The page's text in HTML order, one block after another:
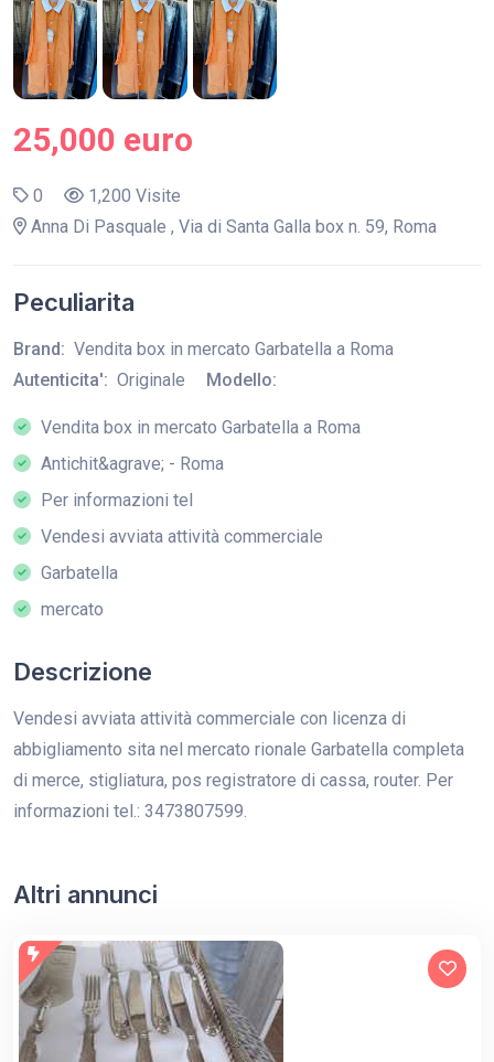
25,000 euro
0
1,200 Visite
Anna Di Pasquale , Via di Santa Galla box n. 59, Roma
Peculiarita
Brand: Vendita box in mercato Garbatella a Roma
Autenticita': Originale Modello:
Vendita box in mercato Garbatella a Roma
Antichit&agrave; - Roma
Per informazioni tel
Vendesi avviata attività commerciale
Garbatella
mercato
Descrizione
Vendesi avviata attività commerciale con licenza di
abbigliamento sita nel mercato rionale Garbatella completa
di merce, stigliatura, pos registratore di cassa, router. Per
informazioni tel.: 3473807599.
Altri annunci